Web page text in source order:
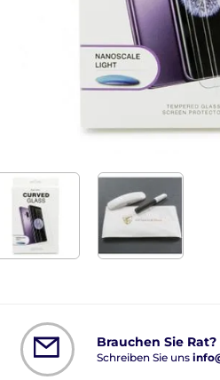
Brauchen Sie Rat?
Schreiben Sie uns